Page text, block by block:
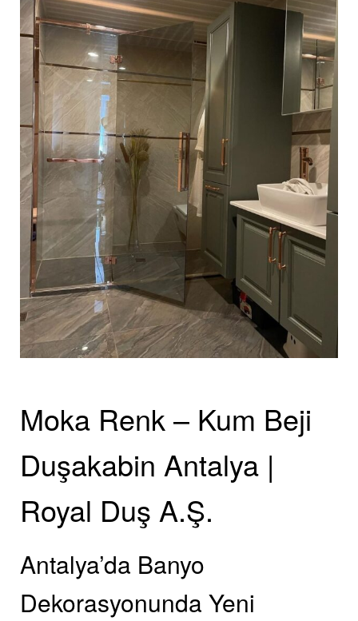
Moka Renk – Kum Beji
Duşakabin Antalya |
Royal Duş A.Ş.
Antalya’da Banyo
Dekorasyonunda Yeni